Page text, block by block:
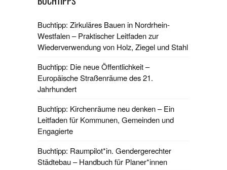
Buchtipp: Zirkuläres Bauen in Nordrhein-
Westfalen – Praktischer Leitfaden zur
Wiederverwendung von Holz, Ziegel und Stahl
Buchtipp: Die neue Öffentlichkeit –
Europäische Straßenräume des 21.
Jahrhundert
Buchtipp: Kirchenräume neu denken – Ein
Leitfaden für Kommunen, Gemeinden und
Engagierte
Buchtipp: Raumpilot*in. Gendergerechter
Städtebau – Handbuch für Planer*innen